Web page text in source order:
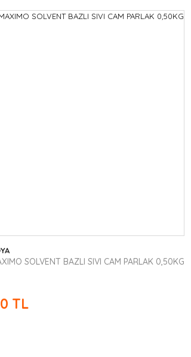
SOLVENT BAZLI SIVI CAM PARLAK 0,50KG
TL